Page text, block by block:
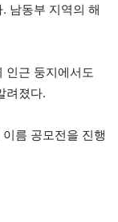
남동부 지역의 해
인근 둥지에서도
려졌다.
름 공모전을 진행